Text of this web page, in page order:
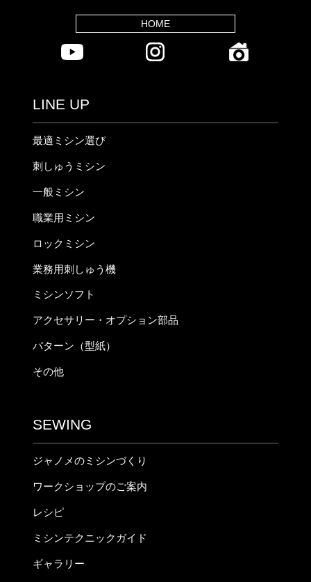
HOME
LINE UP
最適ミシン選び
刺しゅうミシン
一般ミシン
職業用ミシン
ロックミシン
業務用刺しゅう機
ミシンソフト
アクセサリー・オプション部品
パターン（型紙）
その他
SEWING
ジャノメのミシンづくり
ワークショップのご案内
レシピ
ミシンテクニックガイド
ギャラリー